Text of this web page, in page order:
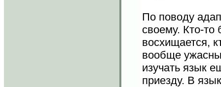
По поводу
своему. Кто-то
восхищается,
вообще
изучать язык
приезду. В